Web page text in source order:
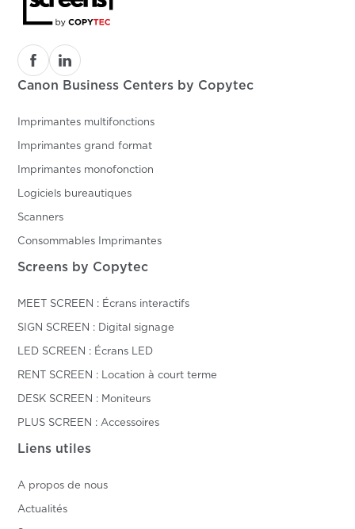
Canon Business Centers by Copytec
Imprimantes multifonctions
Imprimantes grand format
Imprimantes monofonction
Logiciels bureautiques
Scanners
Consommables Imprimantes
Screens by Copytec
MEET SCREEN : Écrans interactifs
SIGN SCREEN : Digital signage
LED SCREEN : Écrans LED
RENT SCREEN : Location à court terme
DESK SCREEN : Moniteurs
PLUS SCREEN : Accessoires
Liens utiles
A propos de nous
Actualités